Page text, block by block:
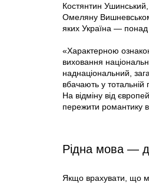
Костянтин
Омеляну
яких Україна — понад
«Характерною
виховання
наднаціональний,
вбачають у
На відміну від
пережити романтику
Рідна мова —
Якщо врахувати, що